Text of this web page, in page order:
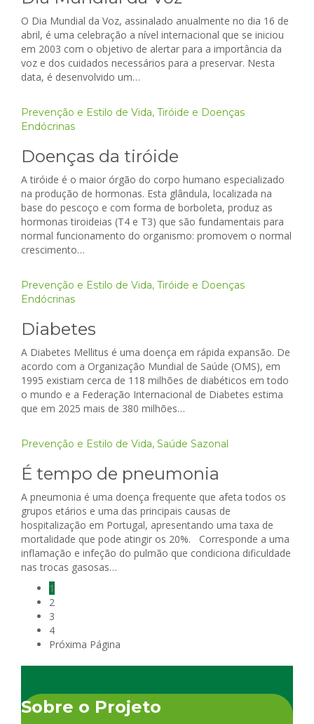
O Dia Mundial da Voz, assinalado anualmente no dia 16 de
abril, é uma celebração a nível internacional que se iniciou
em 2003 com o objetivo de alertar para a importância da
voz e dos cuidados necessários para a preservar. Nesta
data, é desenvolvido um…
Prevenção e Estilo de Vida, Tiróide e Doenças
Endócrinas
Doenças da tiróide
A tiróide é o maior órgão do corpo humano especializado
na produção de hormonas. Esta glândula, localizada na
base do pescoço e com forma de borboleta, produz as
hormonas tiroideias (T4 e T3) que são fundamentais para
normal funcionamento do organismo: promovem o normal
crescimento…
Prevenção e Estilo de Vida, Tiróide e Doenças
Endócrinas
Diabetes
A Diabetes Mellitus é uma doença em rápida expansão. De
acordo com a Organização Mundial de Saúde (OMS), em
1995 existiam cerca de 118 milhões de diabéticos em todo
o mundo e a Federação Internacional de Diabetes estima
que em 2025 mais de 380 milhões…
Prevenção e Estilo de Vida, Saúde Sazonal
É tempo de pneumonia
A pneumonia é uma doença frequente que afeta todos os
grupos etários e uma das principais causas de
hospitalização em Portugal, apresentando uma taxa de
mortalidade que pode atingir os 20%. Corresponde a uma
inflamação e infeção do pulmão que condiciona dificuldade
nas trocas gasosas…
1
2
3
4
Próxima Página
Sobre o Projeto